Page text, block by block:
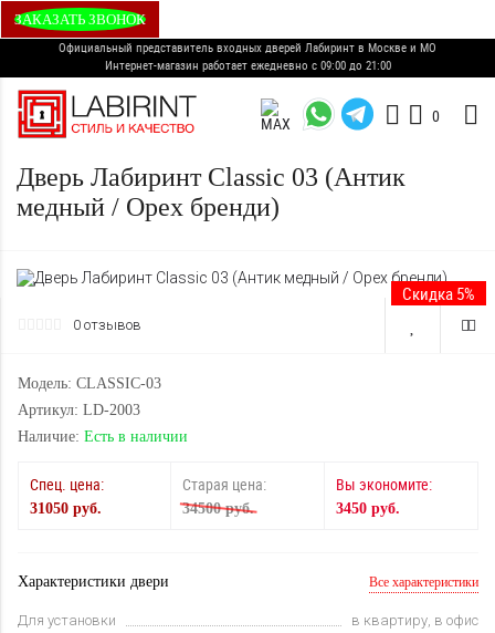
ЗАКАЗАТЬ ЗВОНОК
Официальный представитель входных дверей Лабиринт в Москве и МО
Интернет-магазин работает ежедневно с 09:00 до 21:00
0
Дверь Лабиринт Classic 03 (Антик
медный / Орех бренди)
Скидка 5%
0 отзывов
Модель: CLASSIC-03
Артикул: LD-2003
Наличие: Есть в наличии
Спец. цена:
31050 руб.
Старая цена:
34500 руб.
Вы экономите:
3450 руб.
Характеристики двери Все характеристики
Для установки
в квартиру, в офис